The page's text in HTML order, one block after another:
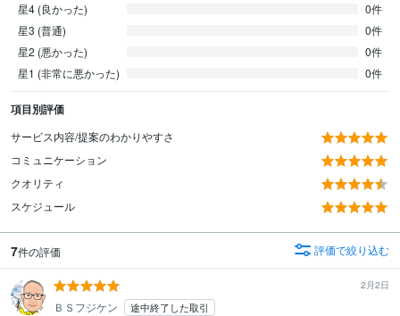
星4 (良かった)
0件
星3 (普通)
0件
星2 (悪かった)
0件
星1 (非常に悪かった)
0件
項目別評価
サービス内容/提案のわかりやすさ
コミュニケーション
クオリティ
スケジュール
7件の評価 評価で絞り込む
2月2日
ＢＳフジケン 途中終了した取引